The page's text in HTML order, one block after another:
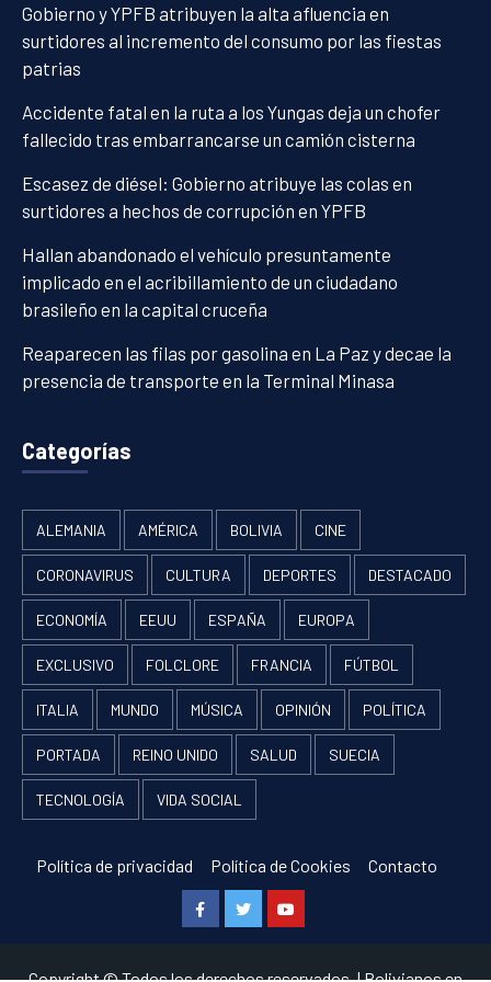
Gobierno y YPFB atribuyen la alta afluencia en
surtidores al incremento del consumo por las fiestas
patrias
Accidente fatal en la ruta a los Yungas deja un chofer
fallecido tras embarrancarse un camión cisterna
Escasez de diésel: Gobierno atribuye las colas en
surtidores a hechos de corrupción en YPFB
Hallan abandonado el vehículo presuntamente
implicado en el acribillamiento de un ciudadano
brasileño en la capital cruceña
Reaparecen las filas por gasolina en La Paz y decae la
presencia de transporte en la Terminal Minasa
Categorías
ALEMANIA AMÉRICA BOLIVIA CINE
CORONAVIRUS CULTURA DEPORTES DESTACADO
ECONOMÍA EEUU ESPAÑA EUROPA
EXCLUSIVO FOLCLORE FRANCIA FÚTBOL
ITALIA MUNDO MÚSICA OPINIÓN POLÍTICA
PORTADA REINO UNIDO SALUD SUECIA
TECNOLOGÍA VIDA SOCIAL
Política de privacidad Política de Cookies Contacto
FacebookTwitterYoutube
Copyright © Todos los derechos reservados.|Bolivianos en